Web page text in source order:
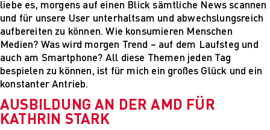
Digital and
Technical Futures
2019 Künstliche
Intelligenz
Mehr nachhaltige
algorithmische
The next wave of
liebe es, morgens auf einen Blick sämtliche News scannen
und für unsere User unterhaltsam und abwechslungsreich
aufbereiten zu können. Wie konsumieren Menschen
Medien? Was wird morgen Trend – auf dem Laufsteg und
auch am Smartphone? All diese Themen jeden Tag
bespielen zu können, ist für mich ein großes Glück und ein
konstanter Antrieb.
AUSBILDUNG AN DER AMD FÜR
KATHRIN STARK